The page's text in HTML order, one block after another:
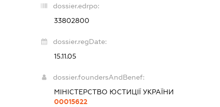
dossier.edrpo:
33802800
dossier.regDate:
15.11.05
dossier.foundersAndBenef:
МІНІСТЕРСТВО ЮСТИЦІЇ УКРАЇНИ
00015622